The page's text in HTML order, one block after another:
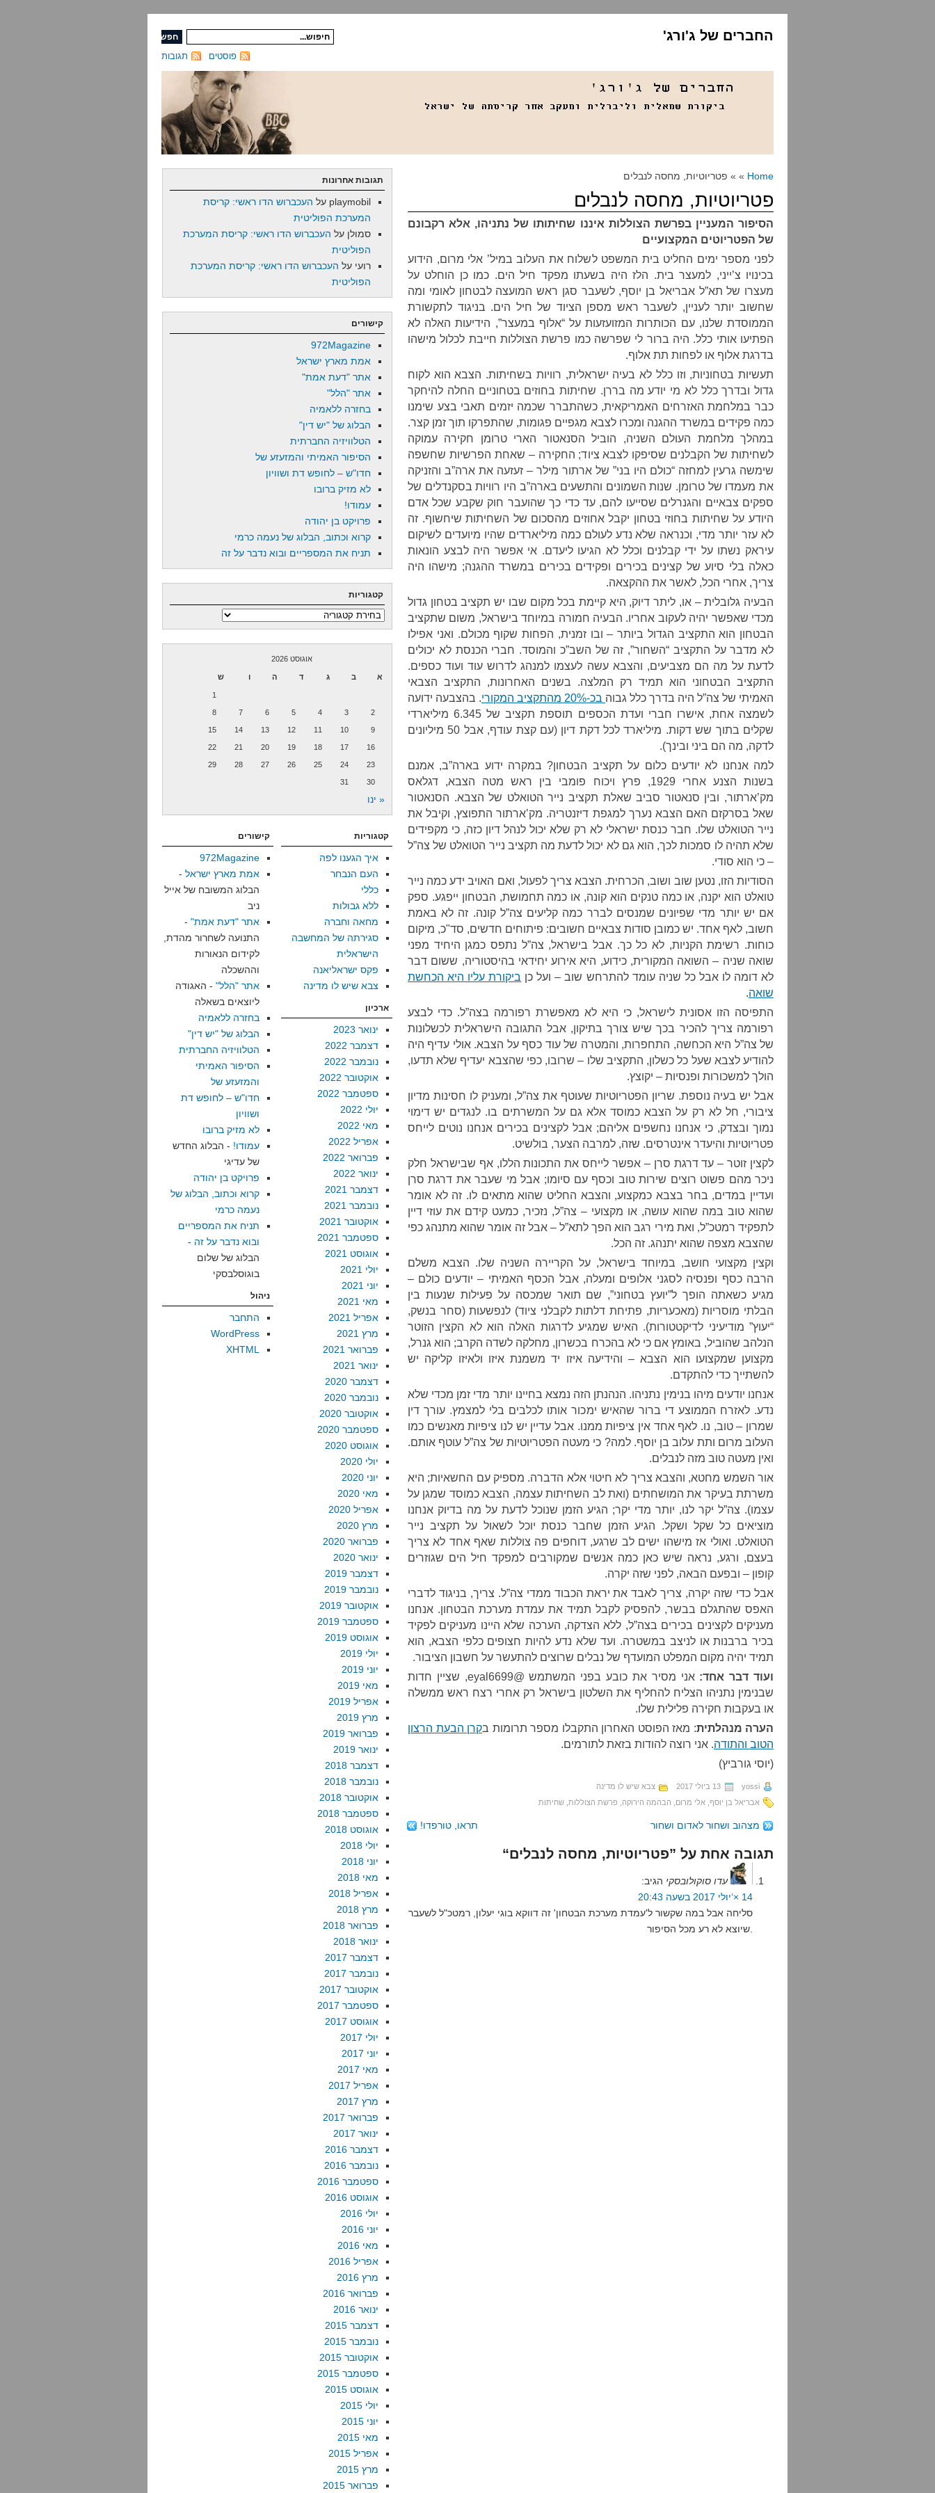
החברים של ג'ורג'
תגובות פוסטים
Home » » פטריוטיות, מחסה לנבלים
פטריוטיות, מחסה לנבלים
הסיפור המעניין בפרשת הצוללות איננו שחיתותו של נתניהו, אלא רקבונם
של הפטריוטים המקצועיים
לפני מספר ימים החליט בית המשפט לשלוח את העלוב במיל’ אלי מרום, הידוע
בכינויו צ’ייני, למעצר בית. הלז היה בשעתו מפקד חיל הים. כמו כן הוחלט על
מעצרו של תא”ל אבריאל בן יוסף, לשעבר סגן ראש המועצה לבטחון לאומי ומה
שחשוב יותר לעניין, לשעבר ראש מספן הציוד של חיל הים. בניגוד לתקשורת
הממוסדת שלנו, עם הכותרות המזועזעות על “אלוף במעצר”, הידיעות האלה לא
הפתיעו אותי כלל. היה ברור לי שפרשה כמו פרשת הצוללות חייבת לכלול מישהו
בדרגת אלוף או לפחות תת אלוף.
תעשיות בטחוניות, וזו כלל לא בעיה ישראלית, רוויות בשחיתות. הצבא הוא לקוח
גדול ובדרך כלל לא מי יודע מה בררן. שחיתות בחוזים בטחוניים החלה להיחקר
כבר במלחמת האזרחים האמריקאית, כשהתברר שכמה יזמים תאבי בצע שימנו
כמה פקידים במשרד ההגנה ומכרו לצבא מגפיים פגומות, שהתפרקו תוך זמן קצר.
במהלך מלחמת העולם השניה, הוביל הסנאטור הארי טרומן חקירה עמוקה
לשחיתות של הקבלנים שסיפקו לצבא ציוד; החקירה – שאחת הפרשיות שחשפה
שימשה גרעין למחזה “כולם היו בני” של ארתור מילר – זעזעה את ארה”ב והזניקה
את מעמדו של טרומן. שנות השמונים והתשעים בארה”ב היו רוויות בסקנדלים של
ספקים צבאיים והגנרלים שסייעו להם, עד כדי כך שהועבר חוק שקבע שכל אדם
היודע על שחיתות בחוזי בטחון יקבל אחוזים מהסכום של השחיתות שיחשוף. זה
לא עזר יותר מדי, וכנראה שלא נדע לעולם כמה מיליארדים שהיו מיועדים לשיקום
עיראק נשתו על ידי קבלנים וכלל לא הגיעו ליעדם. אי אפשר היה לבצע הונאות
כאלה בלי סיוע של קצינים בכירים ופקידים בכירים במשרד ההגנה; מישהו היה
צריך, אחרי הכל, לאשר את ההקצאה.
הבעיה גלובלית – או, ליתר דיוק, היא קיימת בכל מקום שבו יש תקציב בטחון גדול
מכדי שאפשר יהיה לעקוב אחריו. הבעיה חמורה במיוחד בישראל, משום שתקציב
הבטחון הוא התקציב הגדול ביותר – ובו זמנית, הפחות שקוף מכולם. ואני אפילו
לא מדבר על התקציב “השחור”, זה של השב”כ והמוסד. חברי הכנסת לא יכולים
לדעת על מה הם מצביעים, והצבא עשה לעצמו למנהג לדרוש עוד ועוד כספים.
התקציב הבטחוני הוא תמיד רק המלצה. בשנים האחרונות, התקציב הצבאי
האמיתי של צה”ל היה בדרך כלל גבוה בכ-20% מהתקציב המקורי
. בהצבעה ידועה
לשמצה אחת, אישרו חברי ועדת הכספים תוספת תקציב של 6.345 מיליארדי
שקלים בתוך שש דקות. מיליארד לכל דקת דיון (עם קצת עודף, אבל 50 מיליונים
לדקה, מה הם ביני ובינך).
למה אנחנו לא יודעים כלום על תקציב הבטחון? במקרה ידוע בארה”ב, אמנם
בשנות הצנע אחרי 1929, פרץ ויכוח פומבי בין ראש מטה הצבא, דגלאס
מק’ארתור, ובין סנאטור סביב שאלת תקציב נייר הטואלט של הצבא. הסנאטור
שאל בסרקזם האם הצבא נערך למגפת דיזנטריה. מק’ארתור התפוצץ, וקיבל את
נייר הטואלט שלו. חבר כנסת ישראלי לא רק שלא יכול לנהל דיון כזה, כי מקפידים
שלא תהיה לו סמכות לכך, הוא גם לא יכול לדעת מה תקציב נייר הטואלט של צה”ל
– כי הוא סודי.
הסודיות הזו, נטען שוב ושוב, הכרחית. הצבא צריך לפעול, ואם האויב ידע כמה נייר
טואלט הוא יקנה, או כמה טנקים הוא קונה, או כמה תחמושת, הבטחון ייפגע. ספק
אם יש יותר מדי שפיונים שמנסים לברר כמה קליעים צה”ל קונה. זה לא באמת
חשוב, לאף אחד. יש כמובן סודות צבאיים חשובים: פיתוחים חדשים, סד"כ, מיקום
כוחות. רשימת הקניות, לא כל כך. אבל בישראל, צה”ל נתפס כמגן היחיד מפני
שואה שניה – השואה המקורית, כידוע, היא אירוע יחידאי בהיסטוריה, ששום דבר
לא דומה לו אבל כל שניה עומד להתרחש שוב – ועל כן ביקורת עליו היא הכחשת
שואה.
התפיסה הזו אסונית לישראל, כי היא לא מאפשרת רפורמה בצה”ל. כדי לבצע
רפורמה צריך להכיר בכך שיש צורך בתיקון, אבל התגובה הישראלית לכשלונות
של צה”ל היא הכחשה, התחפרות, והמטרה של עוד כסף על הצבא. אולי עדיף היה
להודיע לצבא שעל כל כשלון, התקציב שלו – שרובו, כפי שהצבא יעדיף שלא תדעו,
הולך למשכורות ופנסיות – יקוצץ.
אבל יש בעיה נוספת. שריון הפטריוטיות שעוטף את צה”ל, ומעניק לו חסינות מדיון
ציבורי, חל לא רק על הצבא כמוסד אלא גם על המשרתים בו. לנגדים יש דימוי
נמוך ובצדק, כי אנחנו נחשפים אליהם; אבל לקצינים בכירים אנחנו נוטים לייחס
פטריוטיות והיעדר אינטרסים. שזה, למרבה הצער, בולשיט.
לקצין זוטר – עד דרגת סרן – אפשר לייחס את התכונות הללו, אף שבישראל חלק
ניכר מהם פשוט רוצים שירות טוב וכסף עם סיומו; אבל מי שעבר את דרגת סרן
ועדיין במדים, בחר בצבא כמקצוע, והצבא החליט שהוא מתאים לו. זה לא אומר
שהוא טוב במה שהוא עושה, או מקצועי – צה”ל, נזכיר, כמעט קידם את עוזי דיין
לתפקיד רמטכ”ל, ואת מירי רגב הוא הפך לתא”ל – אבל זה אומר שהוא מתנהג כפי
שהצבא מצפה שהוא יתנהג. זה הכל.
וקצין מקצועי חושב, במיוחד בישראל, על הקריירה השניה שלו. הצבא משלם
הרבה כסף ופנסיה לסגני אלופים ומעלה, אבל הכסף האמיתי – יודעים כולם –
מגיע כשאתה הופך ל”יועץ בטחוני”, שם תואר שמכסה על פעילות שנעות בין
הבלתי מוסריות (מאכעריות, פתיחת דלתות לקבלני ציוד) לנפשעות (סחר בנשק,
“יעוץ” מודיעיני לדיקטטורות). האיש שמגיע לדרגות האלה הוא לא הקצין הזוטר
הנלהב שהוביל, באומץ אם כי לא בהכרח בכשרון, מחלקה לשדה הקרב; הוא גנרל,
מקצוען שמקצועו הוא הצבא – והידיעה איזו יד משמנת איזו ולאיזו קליקה יש
להשתייך כדי להתקדם.
אנחנו יודעים מיהו בנימין נתניהו. הנהנתן הזה נמצא בחיינו יותר מדי זמן מכדי שלא
נדע. לאזרח הממוצע די ברור שהאיש ימכור אותו לכלבים בלי למצמץ. עורך דין
שמרון – טוב, נו. לאף אחד אין ציפיות ממנו. אבל עדיין יש לנו ציפיות מאנשים כמו
העלוב מרום ותת עלוב בן יוסף. למה? כי מעטה הפטריוטיות של צה”ל עוטף אותם.
ואין מעטה טוב מזה לנבלים.
אור השמש מחטא, והצבא צריך לא חיטוי אלא הדברה. מספיק עם החשאיות; היא
משרתת בעיקר את המושחתים (ואת לב השחיתות עצמה, הצבא כמוסד שמגן על
עצמו). צה”ל יקר לנו, יותר מדי יקר; הגיע הזמן שנוכל לדעת על מה בדיוק אנחנו
מוציאים כל שקל ושקל. הגיע הזמן שחבר כנסת יוכל לשאול על תקציב נייר
הטואלט. ואולי אז מישהו ישים לב שרגע, דוחפים פה צוללות שאף אחד לא צריך
בעצם, ורגע, נראה שיש כאן כמה אנשים שמקורבים למפקד חיל הים שגוזרים
קופון – ובפעם הבאה, לפני שזה יקרה.
אבל כדי שזה יקרה, צריך לאבד את יראת הכבוד ממדי צה”ל. צריך, בניגוד לדברי
האפס שהתגלם בבשר, להפסיק לקבל תמיד את עמדת מערכת הבטחון. אנחנו
מעניקים לקצינים בכירים בצה”ל, ללא הצדקה, הערכה שלא היינו מעניקים לפקיד
בכיר ברבנות או לניצב במשטרה. ועד שלא נדע להיות חצופים כלפי הצבא, הוא
תמיד יהיה מקום המפלט המועדף של נבלים שרוצים להתעשר על חשבון הציבור.
ועוד דבר אחד:
אני מסיר את כובע בפני המשתמש @eyal6699, שציין חדות
שבנימין נתניהו הצליח להחליף את השלטון בישראל רק אחרי רצח ראש ממשלה
או בעקבות חקירה פלילית שלו.
הערה מנהלתית: מאז הפוסט האחרון התקבלו מספר תרומות בקרן הבעת הרצון
הטוב והתודה. אני רוצה להודות בזאת לתורמים.
(יוסי גורביץ)
yossi 13 ביולי 2017
צבא שיש לו מדינה
אבריאל בן יוסף אלי מרום הבהמה הירוקה פרשת הצוללות שחיתות
מצהוב ושחור לאדום ושחור תראו, טורפדו!
תגובה אחת על ”פטריוטיות, מחסה לנבלים“
עדו סוקולובסקי הגיב:
14 ×‘יולי 2017 בשעה 20:43
סליחה אבל במה שקשור ל'עמדת מערכת הבטחון' זה דווקא בוגי יעלון, רמטכ"ל לשעבר
תגובות אחרונות
playmobil על העכברוש הדו ראשי: קריסת
המערכת הפוליטית
סמולן על העכברוש הדו ראשי: קריסת המערכת
הפוליטית
רועי על העכברוש הדו ראשי: קריסת המערכת
הפוליטית
קישורים
972Magazine
אמת מארץ ישראל
אתר "דעת אמת"
אתר "הלל"
בחזרה ללאמיה
הבלוג של "יש דין"
הטלוויזיה החברתית
הסיפור האמיתי והמזעזע של
חדו"ש – לחופש דת ושוויון
לא מזיק ברובו
עמודו!
פרויקט בן יהודה
קרוא וכתוב, הבלוג של נעמה כרמי
תניח את המספריים ובוא נדבר על זה
קטגוריות
קטגוריות
אוגוסט 2026
א ב ג ד ה ו ש
1
2
3
4
5
6
7
8
9
10
11
12
13
14
15
16
17
18
19
20
21
22
23
24
25
26
27
28
29
30
31
« ינו
קטגוריות
איך הגענו לפה
העם הנבחר
כללי
ללא גבולות
מחאה וחברה
סגירתה של המחשבה
הישראלית
פקס ישראליאנה
צבא שיש לו מדינה
ארכיון
ינואר 2023
דצמבר 2022
נובמבר 2022
אוקטובר 2022
ספטמבר 2022
יולי 2022
מאי 2022
אפריל 2022
פברואר 2022
ינואר 2022
דצמבר 2021
נובמבר 2021
אוקטובר 2021
ספטמבר 2021
אוגוסט 2021
יולי 2021
יוני 2021
מאי 2021
אפריל 2021
מרץ 2021
פברואר 2021
ינואר 2021
דצמבר 2020
נובמבר 2020
אוקטובר 2020
ספטמבר 2020
אוגוסט 2020
יולי 2020
יוני 2020
מאי 2020
אפריל 2020
מרץ 2020
פברואר 2020
ינואר 2020
דצמבר 2019
נובמבר 2019
אוקטובר 2019
ספטמבר 2019
אוגוסט 2019
יולי 2019
יוני 2019
מאי 2019
אפריל 2019
מרץ 2019
פברואר 2019
ינואר 2019
דצמבר 2018
נובמבר 2018
אוקטובר 2018
ספטמבר 2018
אוגוסט 2018
יולי 2018
יוני 2018
מאי 2018
אפריל 2018
מרץ 2018
פברואר 2018
ינואר 2018
דצמבר 2017
נובמבר 2017
אוקטובר 2017
ספטמבר 2017
אוגוסט 2017
יולי 2017
יוני 2017
מאי 2017
אפריל 2017
מרץ 2017
פברואר 2017
ינואר 2017
דצמבר 2016
נובמבר 2016
ספטמבר 2016
אוגוסט 2016
יולי 2016
יוני 2016
מאי 2016
אפריל 2016
מרץ 2016
פברואר 2016
ינואר 2016
דצמבר 2015
נובמבר 2015
אוקטובר 2015
ספטמבר 2015
אוגוסט 2015
יולי 2015
יוני 2015
מאי 2015
אפריל 2015
מרץ 2015
פברואר 2015
קישורים
972Magazine
אמת מארץ ישראל -
הבלוג המשובח של אייל
ניב
אתר "דעת אמת" -
התנועה לשחרור מהדת,
לקידום הנאורות
וההשכלה
אתר "הלל" - האגודה
ליוצאים בשאלה
בחזרה ללאמיה
הבלוג של "יש דין"
הטלוויזיה החברתית
הסיפור האמיתי
והמזעזע של
חדו"ש – לחופש דת
ושוויון
לא מזיק ברובו
עמודו! - הבלוג החדש
של עדיגי
פרויקט בן יהודה
קרוא וכתוב, הבלוג של
נעמה כרמי
תניח את המספריים
ובוא נדבר על זה -
הבלוג של שלום
בוגוסלבסקי
ניהול
התחבר
WordPress
XHTML